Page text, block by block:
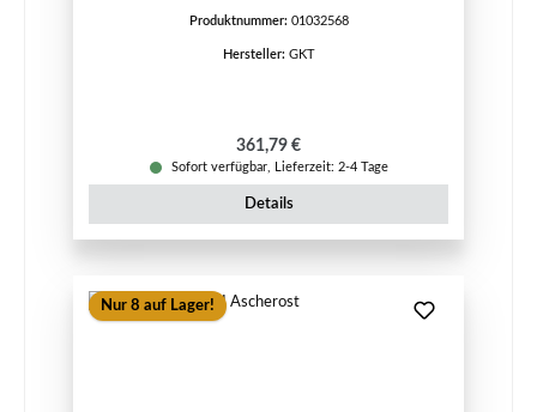
Produktnummer: 01032568
Hersteller: GKT
Regulärer Preis:
361,79 €
Sofort verfügbar, Lieferzeit: 2-4 Tage
Details
Nur 8 auf Lager!